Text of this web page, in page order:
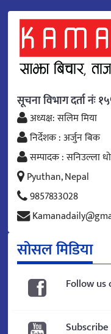
सूचना विभाग दर्ता नंः
अध्यक्ष: सलिम मिया
निर्देशक : अर्जुन बिक
सम्पादक : सनिउल्ला
Pyuthan, Nepal
9857833028
सोसल मिडिया
Follow us